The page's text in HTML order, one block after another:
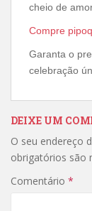
cheio de
Compre
Garanta o
celebração
DEIXE UM
O seu endereço
obrigatórios são
Comentário *